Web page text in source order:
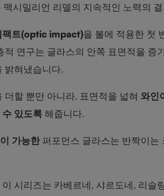
맥시밀리언 리델의 지속적인 노력의
팩트(optic impact)을 볼에 적용한 첫
연구는 글라스의 안쪽 표면적을 증
밝혀냈습니다.
더할 뿐만 아니라, 표면적을 넓혀 와인
있도록해줍니다.
가능한퍼포먼스 글라스는 반짝이는
시리즈는 카베르네, 샤르도네, 리슬